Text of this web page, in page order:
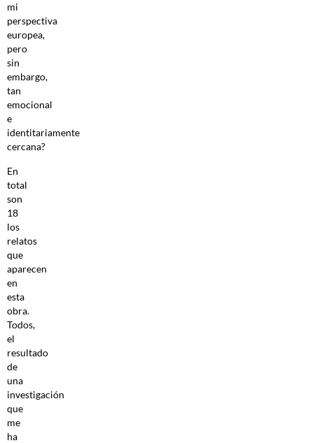
mi
perspectiva
europea,
pero
sin
embargo,
tan
emocional
e
identitariamente
cercana?
En
total
son
18
los
relatos
que
aparecen
en
esta
obra.
Todos,
el
resultado
de
una
investigación
que
me
ha